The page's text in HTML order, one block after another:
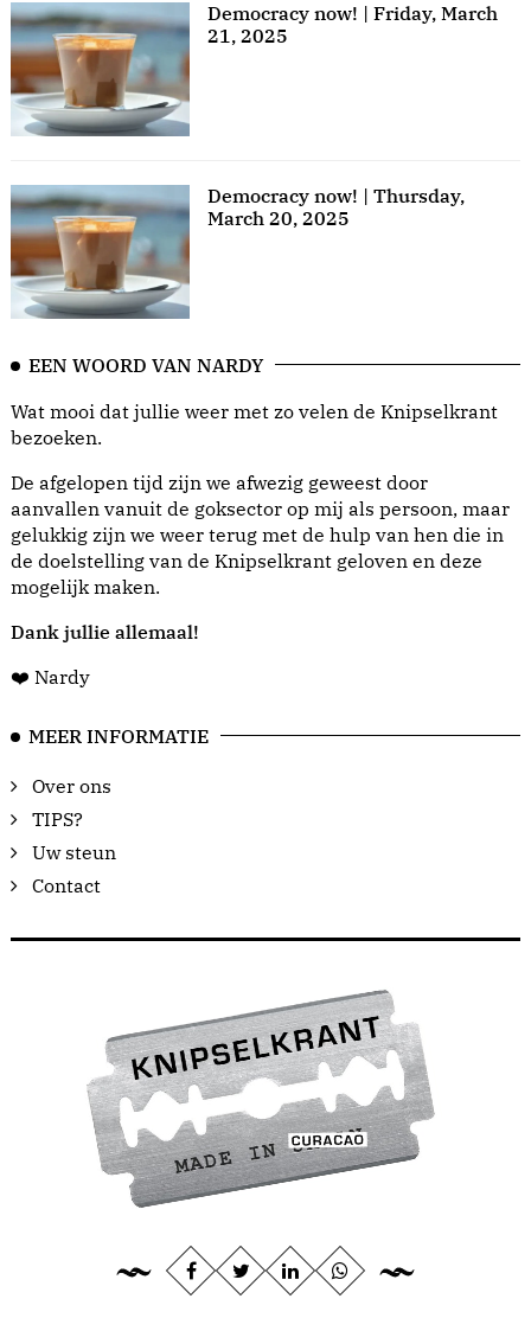
Democracy now! | Friday, March
21, 2025
Democracy now! | Thursday,
March 20, 2025
EEN WOORD VAN NARDY
Wat mooi dat jullie weer met zo velen de Knipselkrant
bezoeken.
De afgelopen tijd zijn we afwezig geweest door
aanvallen vanuit de goksector op mij als persoon, maar
gelukkig zijn we weer terug met de hulp van hen die in
de doelstelling van de Knipselkrant geloven en deze
mogelijk maken.
Dank jullie allemaal!
❤️ Nardy
MEER INFORMATIE
Over ons
TIPS?
Uw steun
Contact